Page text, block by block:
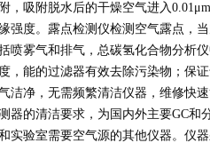
，吸附脱水后的干燥空气进入
强度。露点检测仪检测空气露点，当
雾气和排气，总碳氢化合物分析
，能的过滤器有效去除污染物；保
洁净，无需频繁清洁仪器，维修快
器的清洁要求，为国内外主要GC
实验室需要空气源的其他仪器。仪